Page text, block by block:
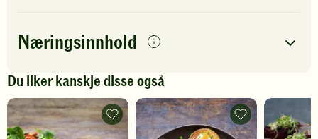
Næringsinnhold
per porsjon
Navn på
næringsstoffetantall
Energi 285kcal
Fett
11g
Du liker kanskje disse også
Pannekaker
med
Kikert-
lapper